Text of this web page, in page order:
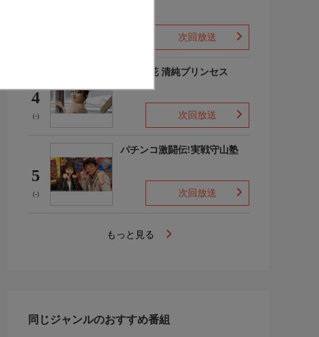
次回放送
4
(-)
吉田優花 清純プリンセス
次回放送
5
(-)
パチンコ激闘伝!実戦守山塾
次回放送
もっと見る
同じジャンルのおすすめ番組